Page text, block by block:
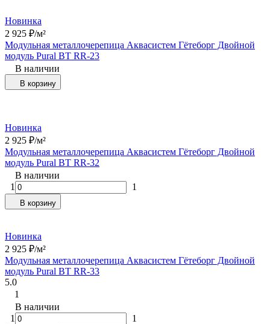
Новинка
2 925 ₽/м²
Модульная металлочерепица Аквасистем Гётеборг Двойной
модуль Pural BT RR-23
В наличии
В корзину
Новинка
2 925 ₽/м²
Модульная металлочерепица Аквасистем Гётеборг Двойной
модуль Pural BT RR-32
В наличии
1
1
В корзину
Новинка
2 925 ₽/м²
Модульная металлочерепица Аквасистем Гётеборг Двойной
модуль Pural BT RR-33
5.0
1
В наличии
1
1